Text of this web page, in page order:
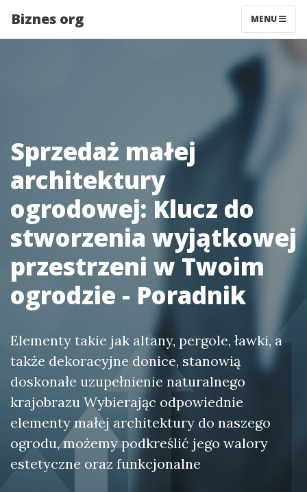
Biznes org MENU
Sprzedaż małej
architektury
ogrodowej: Klucz do
stworzenia wyjątkowej
przestrzeni w Twoim
ogrodzie - Poradnik
Elementy takie jak altany, pergole, ławki, a
także dekoracyjne donice, stanowią
doskonałe uzupełnienie naturalnego
krajobrazu Wybierając odpowiednie
elementy małej architektury do naszego
ogrodu, możemy podkreślić jego walory
estetyczne oraz funkcjonalne